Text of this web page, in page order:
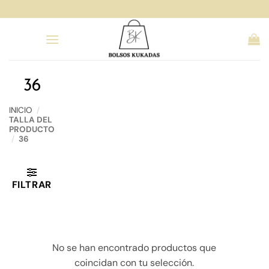
al
36
INICIO /
TALLA DEL
PRODUCTO
/ 36
FILTRAR
No se han encontrado productos que
coincidan con tu selección.